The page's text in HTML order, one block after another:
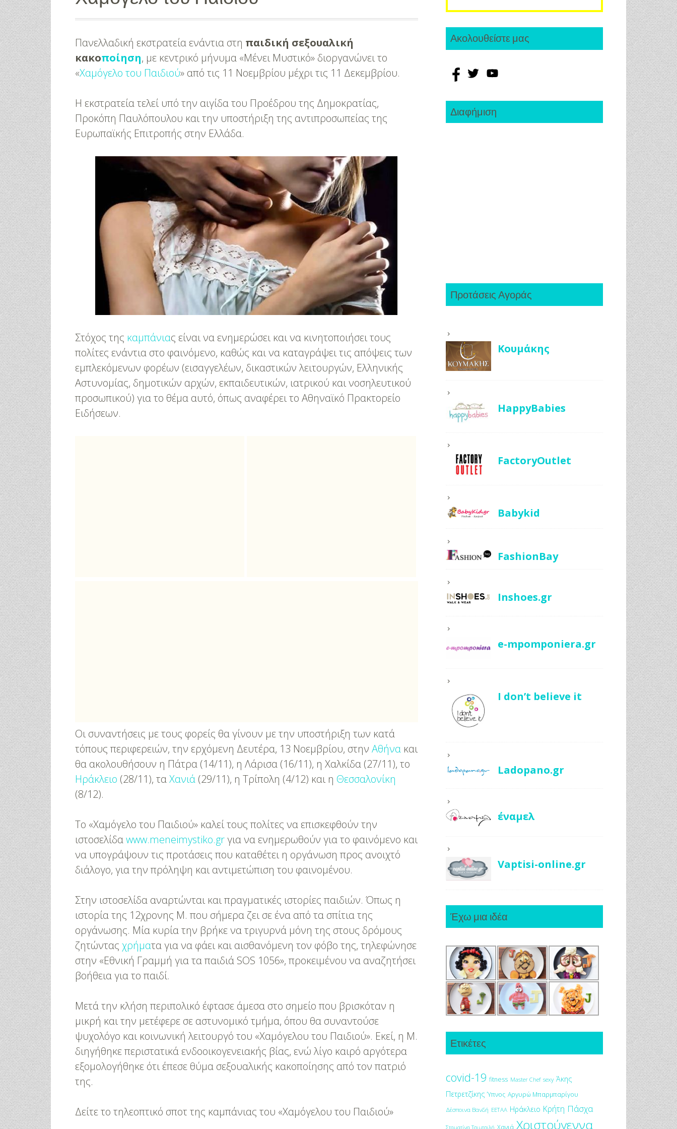
Πανελλαδική εκστρατεία ενάντια στη παιδική σεξουαλική
κακοποίηση, με κεντρικό μήνυμα «Μένει Μυστικό» διοργανώνει το
«Χαμόγελο του Παιδιού» από τις 11 Νοεμβρίου μέχρι τις 11 Δεκεμβρίου.
Η εκστρατεία τελεί υπό την αιγίδα του Προέδρου της Δημοκρατίας,
Προκόπη Παυλόπουλου και την υποστήριξη της αντιπροσωπείας της
Ευρωπαϊκής Επιτροπής στην Ελλάδα.
Στόχος της καμπάνιας είναι να ενημερώσει και να κινητοποιήσει τους
πολίτες ενάντια στο φαινόμενο, καθώς και να καταγράψει τις απόψεις των
εμπλεκόμενων φορέων (εισαγγελέων, δικαστικών λειτουργών, Ελληνικής
Αστυνομίας, δημοτικών αρχών, εκπαιδευτικών, ιατρικού και νοσηλευτικού
προσωπικού) για το θέμα αυτό, όπως αναφέρει το Αθηναϊκό Πρακτορείο
Ειδήσεων.
Οι συναντήσεις με τους φορείς θα γίνουν με την υποστήριξη των κατά
τόπους περιφερειών, την ερχόμενη Δευτέρα, 13 Νοεμβρίου, στηνΑθήνα και
θα ακολουθήσουν η Πάτρα (14/11), η Λάρισα (16/11), η Χαλκίδα (27/11), το
Ηράκλειο (28/11), ταΧανιά (29/11), η Τρίπολη (4/12) και η Θεσσαλονίκη
(8/12).
Το «Χαμόγελο του Παιδιού» καλεί τους πολίτες να επισκεφθούν την
ιστοσελίδαwww.meneimystiko.grγια να ενημερωθούν για το φαινόμενο και
να υπογράψουν τις προτάσεις που καταθέτει η οργάνωση προς ανοιχτό
διάλογο, για την πρόληψη και αντιμετώπιση του φαινομένου.
Στην ιστοσελίδα αναρτώνται και πραγματικές ιστορίες παιδιών. Όπως η
ιστορία της 12χρονης Μ. που σήμερα ζει σε ένα από τα σπίτια της
οργάνωσης. Μία κυρία την βρήκε να τριγυρνά μόνη της στους δρόμους
ζητώνταςχρήματα για να φάει και αισθανόμενη τον φόβο της, τηλεφώνησε
στην «Εθνική Γραμμή για τα παιδιά SOS 1056», προκειμένου να αναζητήσει
βοήθεια για το παιδί.
Μετά την κλήση περιπολικό έφτασε άμεσα στο σημείο που βρισκόταν η
μικρή και την μετέφερε σε αστυνομικό τμήμα, όπου θα συναντούσε
ψυχολόγο και κοινωνική λειτουργό του «Χαμόγελου του Παιδιού». Εκεί, η Μ.
διηγήθηκε περιστατικά ενδοοικογενειακής βίας, ενώ λίγο καιρό αργότερα
εξομολογήθηκε ότι έπεσε θύμα σεξουαλικής κακοποίησης από τον πατριό
της.
Δείτε το τηλεοπτικό σποτ της καμπάνιας του «Χαμόγελου του Παιδιού»
Ακολουθείστε μας
Διαφήμιση
Προτάσεις Αγοράς
Κουμάκης
HappyBabies
FactoryOutlet
Babykid
FashionBay
Inshoes.gr
e-mpomponiera.gr
I don’t believe it
Ladopano.gr
έναμελ
Vaptisi-online.gr
Έχω μια ιδέα
Ετικέτες
covid-19 fitness Master Chef sexy Άκης
Πετρετζίκης Ύπνος Αργυρώ Μπαρμπαρίγου
Δέσποινα Βανδή ΕΕΤΑΑ Ηράκλειο Κρήτη Πάσχα
Σταματίνα Τσιμτσιλή Χανιά Χριστούγεννα